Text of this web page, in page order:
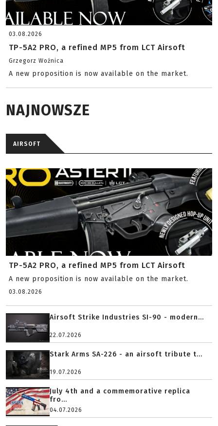
03.08.2026
TP-5A2 PRO, a refined MP5 from LCT Airsoft
Grzegorz Woźnica
A new proposition is now available on the market.
NAJNOWSZE
AIRSOFT
TP-5A2 PRO, a refined MP5 from LCT Airsoft
A new proposition is now available on the market.
03.08.2026
Airsoft Strike Industries SI-90 - modern...
22.07.2026
Stark Arms SA-226 - an airsoft tribute t...
19.07.2026
July 4th and a commemorative replica
fro...
04.07.2026